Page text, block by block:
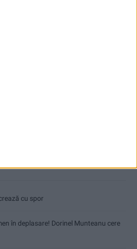
cu spor
în deplasare! Dorinel Munteanu cere